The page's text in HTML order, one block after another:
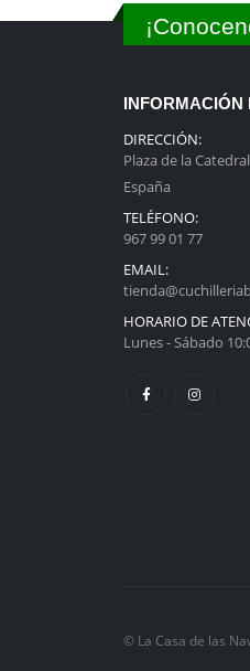
INFORMACIÓN
DIRECCIÓN:
Plaza de la
España
TELÉFONO:
967 99 01 77
EMAIL:
HORARIO DE
Lunes - Sábado
© La Casa de las